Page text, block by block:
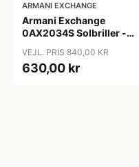
ARMANI EXCHANGE
Armani Exchange
0AX2034S Solbriller -
VEJL. PRIS 840,00 KR
630,00 kr